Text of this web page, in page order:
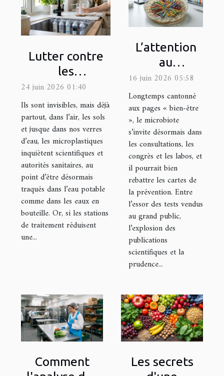
Lutter contre
les
microplastiques
à la maison :
quels filtres
choisir ?
24 juin 2026 01:40
Ils sont invisibles, mais déjà
partout, dans l’air, les sols
et jusque dans nos verres
d’eau, les microplastiques
inquiètent scientifiques et
autorités sanitaires, au
point d’être désormais
traqués dans l’eau potable
comme dans les eaux en
bouteille. Or, si les stations
de traitement réduisent
une...
L’attention
au
microbiote,
prochaine
grande
révolution
santé ?
16 juin 2026 05:58
Longtemps cantonné
aux pages « bien-être
», le microbiote
s’invite désormais dans
les consultations, les
congrès et les labos, et
il pourrait bien
rebattre les cartes de
la prévention. Entre
l’essor des tests vendus
au grand public,
l’explosion des
publications
scientifiques et la
prudence...
Comment
Les secrets